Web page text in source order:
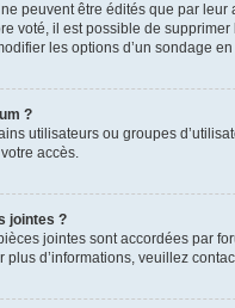
peuvent être édités que par
voté, il est possible de
les options d’un sondage
?
utilisateurs ou groupes
accès.
jointes ?
jointes sont accordées par
d’informations, veuillez